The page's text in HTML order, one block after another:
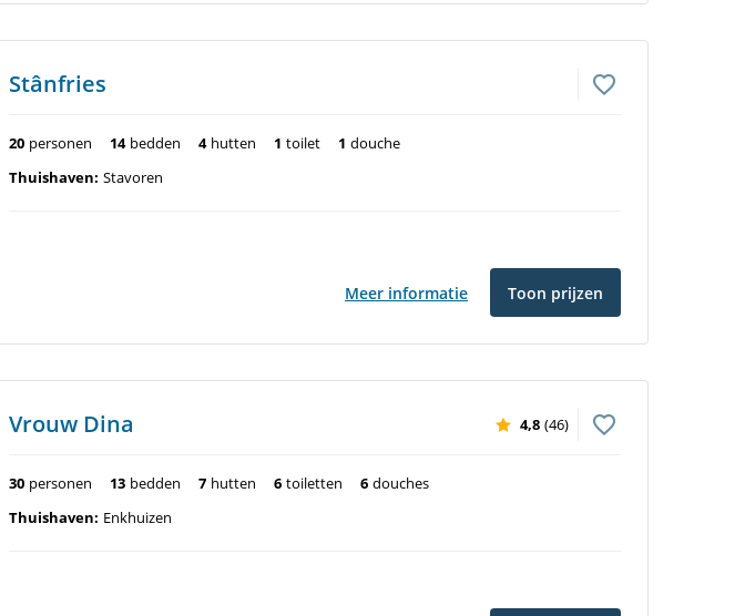
Stânfries
20 personen 14 bedden 4 hutten 1 toilet 1 douche
Thuishaven: Stavoren
Meer informatie Toon prijzen
Vrouw Dina 4,8 (46)
30 personen 13 bedden 7 hutten 6 toiletten 6 douches
Thuishaven: Enkhuizen